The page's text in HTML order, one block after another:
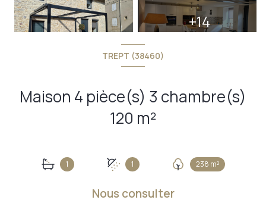
+14
TREPT (38460)
Maison 4 pièce(s) 3 chambre(s)
120 m²
1 1 238 m²
Nous consulter